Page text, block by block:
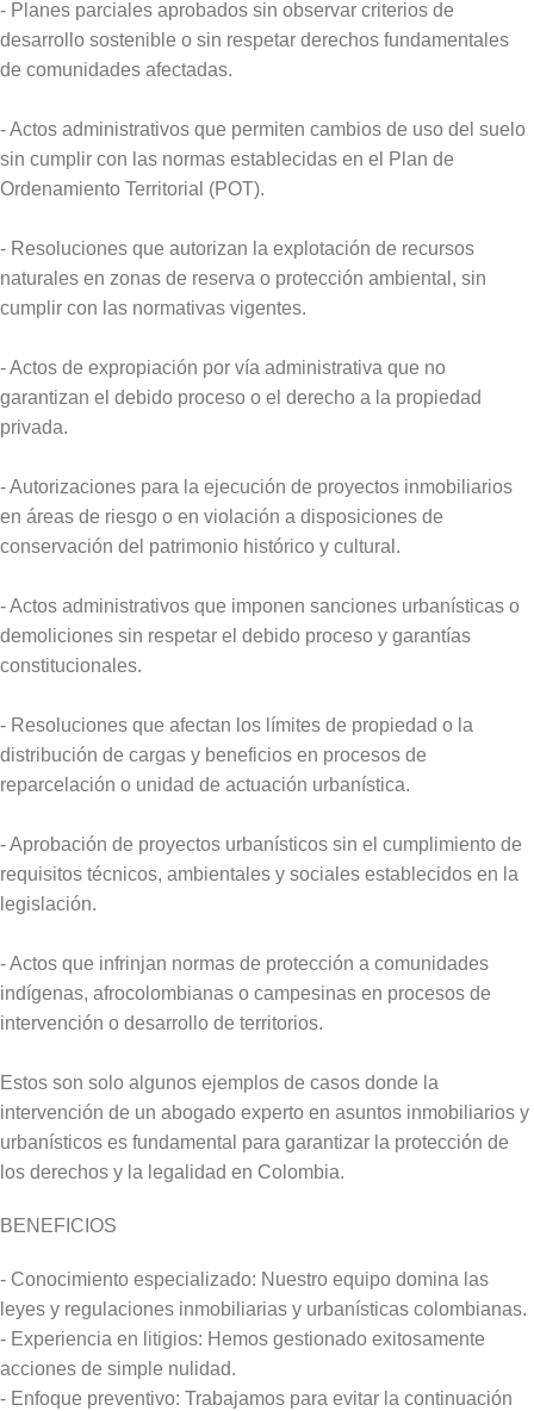
- Planes parciales aprobados sin observar criterios de
desarrollo sostenible o sin respetar derechos fundamentales
de comunidades afectadas.
- Actos administrativos que permiten cambios de uso del suelo
sin cumplir con las normas establecidas en el Plan de
Ordenamiento Territorial (POT).
- Resoluciones que autorizan la explotación de recursos
naturales en zonas de reserva o protección ambiental, sin
cumplir con las normativas vigentes.
- Actos de expropiación por vía administrativa que no
garantizan el debido proceso o el derecho a la propiedad
privada.
- Autorizaciones para la ejecución de proyectos inmobiliarios
en áreas de riesgo o en violación a disposiciones de
conservación del patrimonio histórico y cultural.
- Actos administrativos que imponen sanciones urbanísticas o
demoliciones sin respetar el debido proceso y garantías
constitucionales.
- Resoluciones que afectan los límites de propiedad o la
distribución de cargas y beneficios en procesos de
reparcelación o unidad de actuación urbanística.
- Aprobación de proyectos urbanísticos sin el cumplimiento de
requisitos técnicos, ambientales y sociales establecidos en la
legislación.
- Actos que infrinjan normas de protección a comunidades
indígenas, afrocolombianas o campesinas en procesos de
intervención o desarrollo de territorios.
Estos son solo algunos ejemplos de casos donde la
intervención de un abogado experto en asuntos inmobiliarios y
urbanísticos es fundamental para garantizar la protección de
los derechos y la legalidad en Colombia.
BENEFICIOS
​- Conocimiento especializado: Nuestro equipo domina las
leyes y regulaciones inmobiliarias y urbanísticas colombianas.
- Experiencia en litigios: Hemos gestionado exitosamente
acciones de simple nulidad.
- Enfoque preventivo: Trabajamos para evitar la continuación